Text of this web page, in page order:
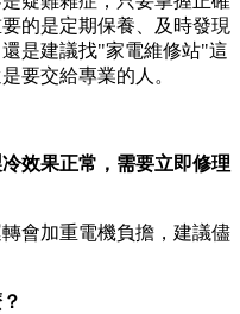
的是定期保養、及時發現
是建議找"家電維修站"這
要交給專業的人。
效果正常，需要立即修理
會加重電機負擔，建議儘